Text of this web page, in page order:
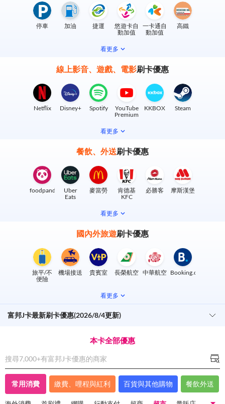
停車 加油 捷運
悠遊卡自
動加值
一卡通自
動加值
高鐵
看更多
線上影音、遊戲、電影刷卡優惠
Netflix Disney+ Spotify
YouTube
Premium
KKBOX Steam
看更多
餐飲、外送刷卡優惠
foodpanda
Uber
Eats
麥當勞
肯德基
KFC
必勝客 摩斯漢堡
看更多
國內外旅遊刷卡優惠
旅平/不
便險
機場接送 貴賓室 長榮航空 中華航空 Booking.com
看更多
富邦J卡最新刷卡優惠(2026/8/4更新)
本卡全部優惠
搜尋7,000+有富邦J卡優惠的商家
常用消費 繳費、哩程與紅利 百貨與其他購物 餐飲外送